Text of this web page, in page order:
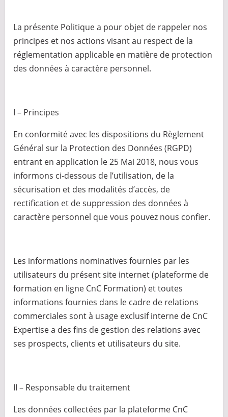
La présente Politique a pour objet de rappeler nos
principes et nos actions visant au respect de la
réglementation applicable en matière de protection
des données à caractère personnel.
I – Principes
En conformité avec les dispositions du Règlement
Général sur la Protection des Données (RGPD)
entrant en application le 25 Mai 2018, nous vous
informons ci-dessous de l’utilisation, de la
sécurisation et des modalités d’accès, de
rectification et de suppression des données à
caractère personnel que vous pouvez nous confier.
Les informations nominatives fournies par les
utilisateurs du présent site internet (plateforme de
formation en ligne CnC Formation) et toutes
informations fournies dans le cadre de relations
commerciales sont à usage exclusif interne de CnC
Expertise a des fins de gestion des relations avec
ses prospects, clients et utilisateurs du site.
II – Responsable du traitement
Les données collectées par la plateforme CnC